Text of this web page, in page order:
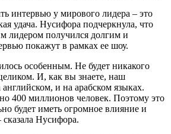
интервью у мирового лидера – это
удача. Нусифора подчеркнула, что
лидером получился долгим и
покажут в рамках ее шоу.
особенным. Не будет никакого
И, как вы знаете, наш
и на арабском языках.
400 миллионов человек. Поэтому это
будет иметь огромное влияние и
сказала Нусифора.